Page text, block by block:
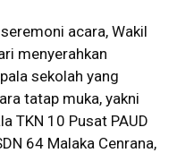
acara, Wakil
menyerahkan
sekolah yang
tatap muka, yakni
TKN 10 Pusat PAUD
64 Malaka Cenrana,